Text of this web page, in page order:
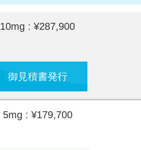
10mg : ¥287,900
御見積書発行
5mg : ¥179,700